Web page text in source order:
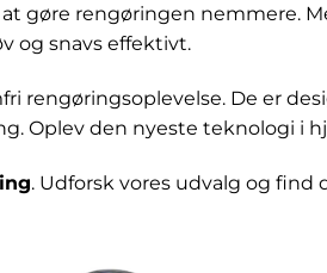
gøre rengøringen nemmere.
og snavs effektivt.
rengøringsoplevelse. De er
Oplev den nyeste teknologi i
. Udforsk vores udvalg og find